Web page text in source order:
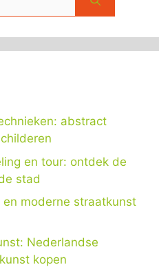
abstract
en tour: ontdek de
stad
moderne straatkunst
Nederlandse
kopen